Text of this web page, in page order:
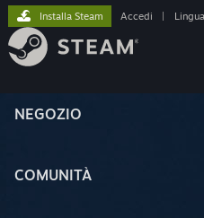
NEGOZIO
COMUNITÀ
Installa Steam Accedi Lingua